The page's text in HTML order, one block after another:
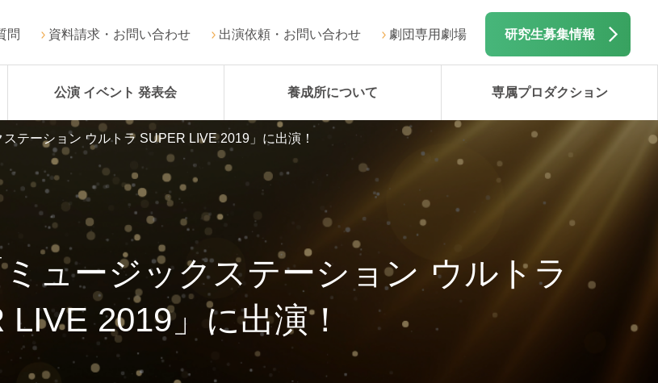
問 資料請求・お問い合わせ 出演依頼・お問い合わせ 劇団専用劇場 研究生募集情報
公演 イベント 発表会 養成所について 専属プロダクション
ュージックステーション ウルトラ
LIVE 2019」に出演！
テーション ウルトラ SUPER LIVE 2019」に出演！